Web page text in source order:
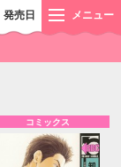
発売日 メニュー
コミックス